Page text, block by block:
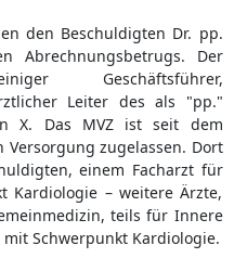
den Beschuldigten Dr. pp.
Abrechnungsbetrugs. Der
Geschäftsführer,
Leiter des als "pp."
X. Das MVZ ist seit dem
Versorgung zugelassen. Dort
einem Facharzt für
Kardiologie – weitere Ärzte,
teils für Innere
Schwerpunkt Kardiologie.